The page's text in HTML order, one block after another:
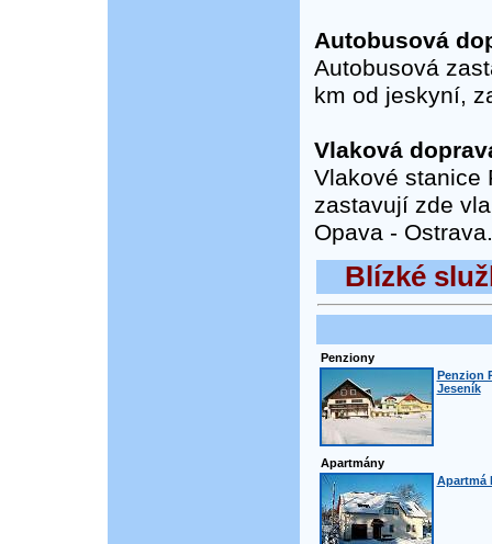
Autobusová
Autobusová
km od jeskyní,
Vlaková
Vlakové stanice
zastavují zde
Opava - Ostrava.
Blízké
Penziony
Penzion
Jeseník
Apartmány
Apartmá